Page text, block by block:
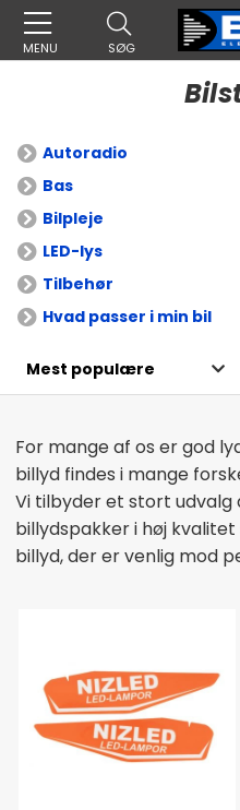
MENU SØG
Autoradio
Bas
Bilpleje
LED-lys
Tilbehør
Hvad passer i min bil
For mange af os er god
billyd findes i mange
Vi tilbyder et stort
billydspakker i høj
billyd, der er venlig mod